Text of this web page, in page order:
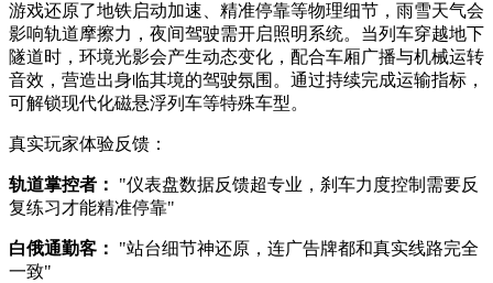
游戏还原了地铁启动加速、精准停靠等物理细节，雨雪天气会
影响轨道摩擦力，夜间驾驶需开启照明系统。当列车穿越地下
隧道时，环境光影会产生动态变化，配合车厢广播与机械运转
音效，营造出身临其境的驾驶氛围。通过持续完成运输指标，
可解锁现代化磁悬浮列车等特殊车型。
真实玩家体验反馈：
轨道掌控者：
"仪表盘数据反馈超专业，刹车力度控制需要反
复练习才能精准停靠"
白俄通勤客：
"站台细节神还原，连广告牌都和真实线路完全
一致"